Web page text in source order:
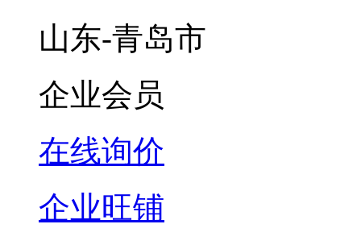
山东-青岛市
企业会员
在线询价
企业旺铺